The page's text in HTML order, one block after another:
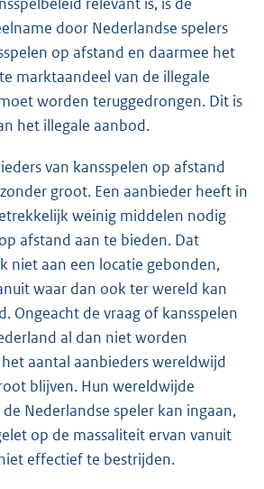
door Nederlandse spelers
op afstand en daarmee het
marktaandeel van de illegale
worden teruggedrongen. Dit is
het illegale aanbod.
van kansspelen op afstand
groot. Een aanbieder heeft in
weinig middelen nodig
afstand aan te bieden. Dat
niet aan een locatie gebonden,
waar dan ook ter wereld kan
Ongeacht de vraag of kansspelen
al dan niet worden
het aantal aanbieders wereldwijd
blijven. Hun wereldwijde
Nederlandse speler kan ingaan,
op de massaliteit ervan vanuit
effectief te bestrijden.